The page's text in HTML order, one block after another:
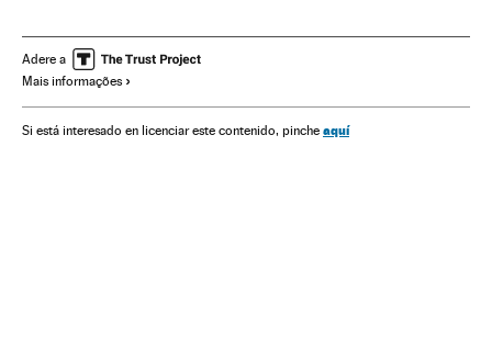
Transexualidade Mulheres
América Latina
Direitos humanos Transfobia LGTBIfobia
Adere a
Mais informações
Si está interesado en licenciar este contenido, pinche aquí